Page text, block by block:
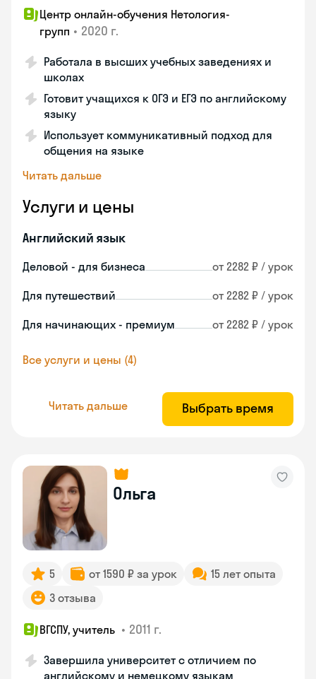
Центр онлайн-обучения Нетология-
групп • 2020 г.
Работала в высших учебных заведениях и
школах
Готовит учащихся к ОГЭ и ЕГЭ по английскому
языку
Использует коммуникативный подход для
общения на языке
Читать дальше
Услуги и цены
Английский язык
Деловой - для бизнеса от 2282 ₽ / урок
Для путешествий от 2282 ₽ / урок
Для начинающих - премиум от 2282 ₽ / урок
Все услуги и цены (4)
Читать дальше Выбрать время
Ольга
5 от 1590 ₽ за урок
15 лет опыта
3 отзыва
ВГСПУ, учитель • 2011 г.
Завершила университет с отличием по
английскому и немецкому языкам